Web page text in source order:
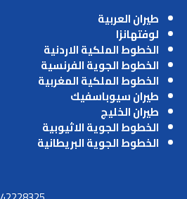
طيران العربية
لوفتهانزا
الخطوط الملكية الاردنية
الخطوط الجوية الفرنسية
الخطوط الملكية المغربية
طيران سيوباسفيك
طيران الخليج
الخطوط الجوية الاثيوبية
الخطوط الجوية البريطانية